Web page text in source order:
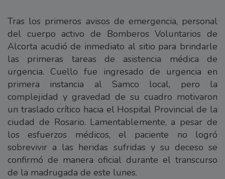
Tras los primeros avisos de emergencia, personal
del cuerpo activo de Bomberos Voluntarios de
Alcorta acudió de inmediato al sitio para brindarle
las primeras tareas de asistencia médica de
urgencia. Cuello fue ingresado de urgencia en
primera instancia al Samco local, pero la
complejidad y gravedad de su cuadro motivaron
un traslado crítico hacia el Hospital Provincial de la
ciudad de Rosario. Lamentablemente, a pesar de
los esfuerzos médicos, el paciente no logró
sobrevivir a las heridas sufridas y su deceso se
confirmó de manera oficial durante el transcurso
de la madrugada de este lunes.